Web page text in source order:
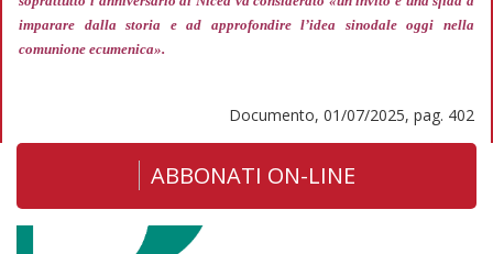
imparare dalla storia e ad approfondire l’idea sinodale oggi nella
comunione ecumenica».
Documento, 01/07/2025, pag. 402
ABBONATI ON-LINE